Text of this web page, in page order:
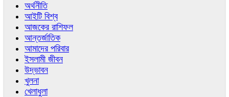
অর্থনীতি
আইটি বিশ্ব
আজকের রাশিফল
আন্তর্জাতিক
আমাদের পরিবার
ইসলামী জীবন
উদ্ভাবন
খুলনা
খেলাধুলা